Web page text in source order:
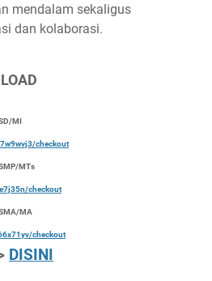
mendalam sekaligus
dan kolaborasi.
MI
checkout
MTs
checkout
MA
checkout
DISINI